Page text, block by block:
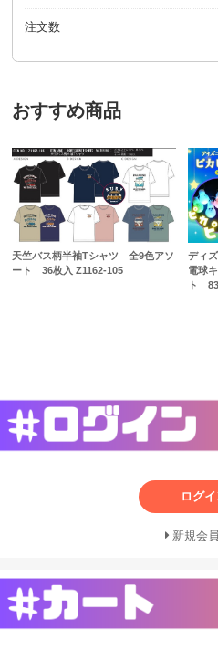
注文数
おすすめ商品
天竺バス柄半袖Tシャツ 全9色アソ
ート 36枚入 Z1162-105
ディ
電球
ト
ログ
新規会